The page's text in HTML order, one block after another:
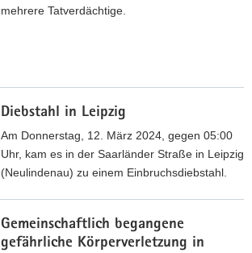
mehrere Tatverdächtige.
Diebstahl in Leipzig
Am Donnerstag, 12. März 2024, gegen 05:00
Uhr, kam es in der Saarländer Straße in Leipzig
(Neulindenau) zu einem Einbruchsdiebstahl.
Gemeinschaftlich begangene
gefährliche Körperverletzung in